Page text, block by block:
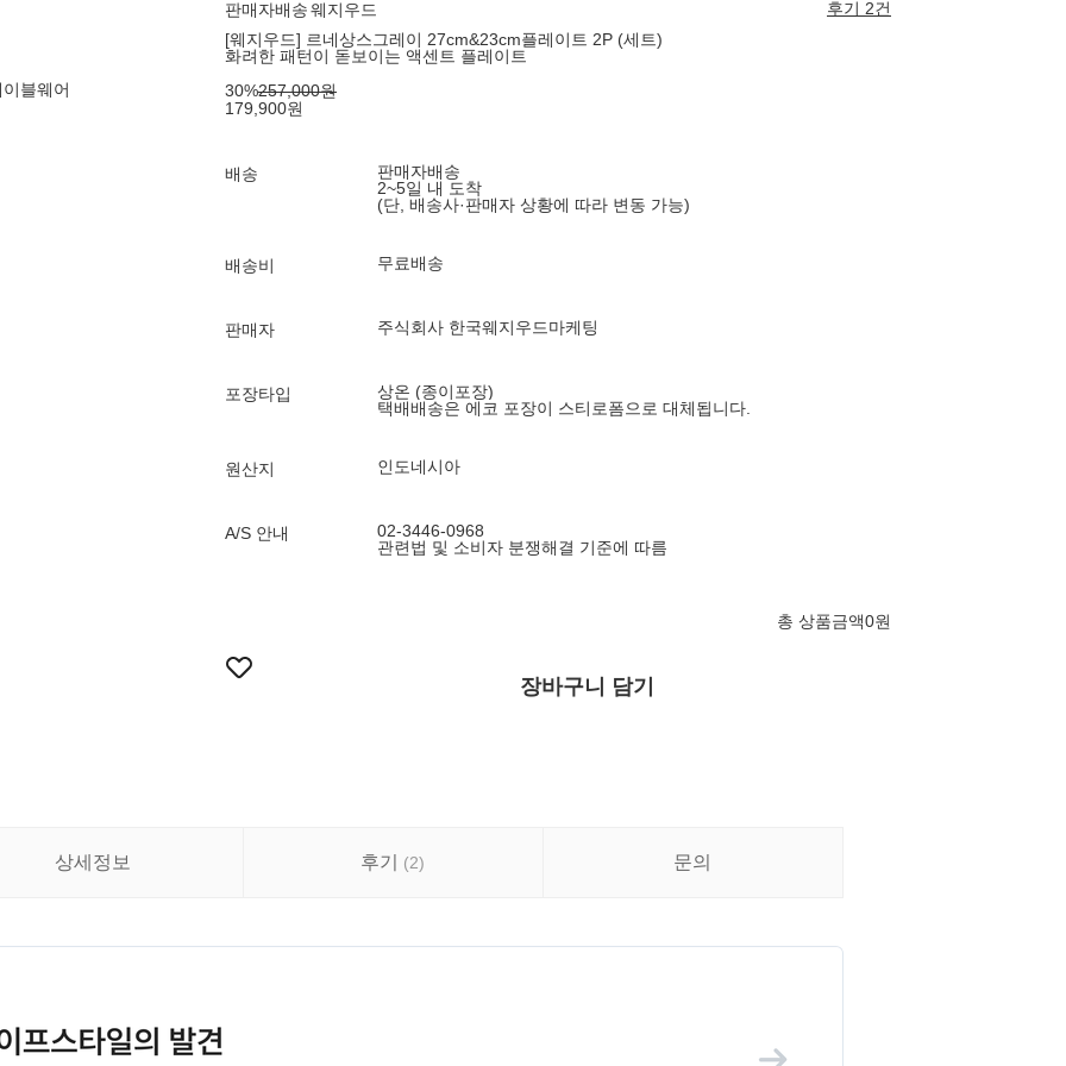
블웨어
판매자배송웨지우드
후기 2건
[웨지우드] 르네상스그레이 27cm&23cm플레이트 2P (세트)
화려한 패턴이 돋보이는 액센트 플레이트
30%257,000원
179,900원
배송
판매자배송
2~5일 내 도착
(단, 배송사·판매자 상황에 따라 변동 가능)
배송비 무료배송
판매자 주식회사 한국웨지우드마케팅
포장타입
상온 (종이포장)
택배배송은 에코 포장이 스티로폼으로 대체됩니다.
원산지 인도네시아
A/S 안내
02-3446-0968
관련법 및 소비자 분쟁해결 기준에 따름
총 상품금액0원
장바구니 담기
상세정보 후기 (2) 문의